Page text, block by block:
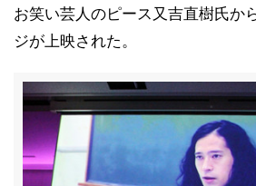
お笑い芸人のピース又吉直樹氏か
ジが上映された。